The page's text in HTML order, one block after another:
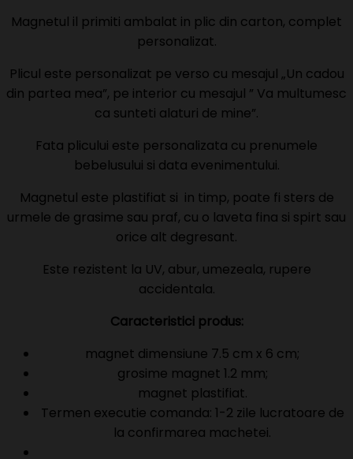
Magnetul il primiti ambalat in plic din carton, complet
personalizat.
Plicul este personalizat pe verso cu mesajul „Un cadou
din partea mea”, pe interior cu mesajul ” Va multumesc
ca sunteti alaturi de mine”.
Fata plicului este personalizata cu prenumele
bebelusului si data evenimentului.
Magnetul este plastifiat si in timp, poate fi sters de
urmele de grasime sau praf, cu o laveta fina si spirt sau
orice alt degresant.
Este rezistent la UV, abur, umezeala, rupere
accidentala.
Caracteristici produs:
magnet dimensiune 7.5 cm x 6 cm;
grosime magnet 1.2 mm;
magnet plastifiat.
Termen executie comanda: 1-2 zile lucratoare de
la confirmarea machetei.